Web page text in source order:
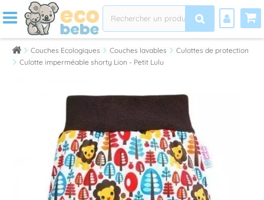
Couches Ecologiques Couches lavables
Culottes de protection
Culotte imperméable shorty Lion - Petit Lulu